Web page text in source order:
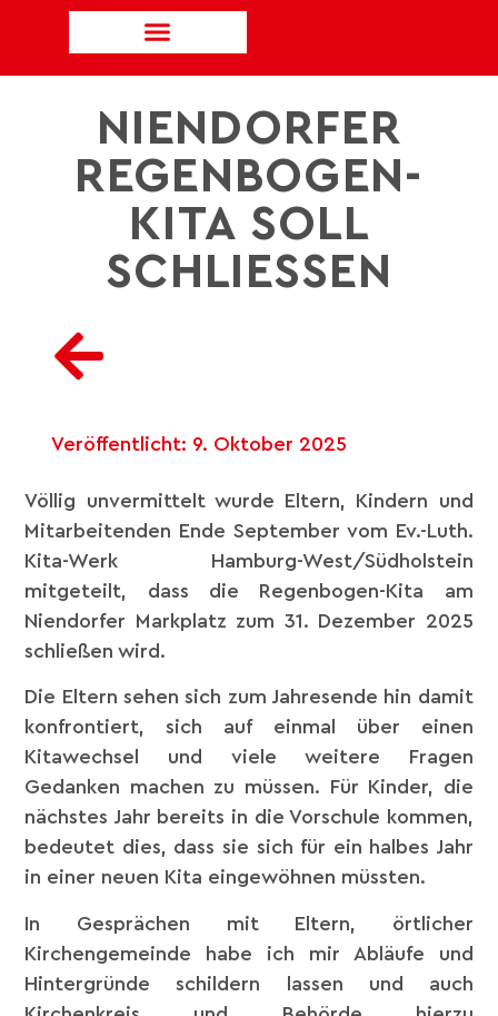
NIENDORFER
REGENBOGEN-
KITA SOLL
SCHLIESSEN
Veröffentlicht: 9. Oktober 2025
Völlig unvermittelt wurde Eltern, Kindern und
Mitarbeitenden Ende September vom Ev.-Luth.
Kita-Werk Hamburg-West/Südholstein
mitgeteilt, dass die Regenbogen-Kita am
Niendorfer Markplatz zum 31. Dezember 2025
schließen wird.
Die Eltern sehen sich zum Jahresende hin damit
konfrontiert, sich auf einmal über einen
Kitawechsel und viele weitere Fragen
Gedanken machen zu müssen. Für Kinder, die
nächstes Jahr bereits in die Vorschule kommen,
bedeutet dies, dass sie sich für ein halbes Jahr
in einer neuen Kita eingewöhnen müssten.
In Gesprächen mit Eltern, örtlicher
Kirchengemeinde habe ich mir Abläufe und
Hintergründe schildern lassen und auch